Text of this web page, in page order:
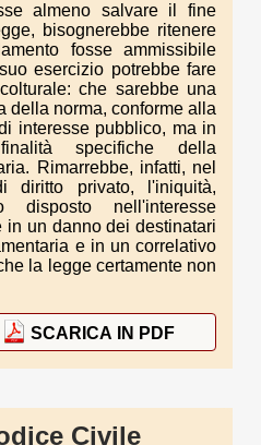
almeno salvare il fine
bisognerebbe ritenere
fosse ammissibile
esercizio potrebbe fare
che sarebbe una
della norma, conforme alla
interesse pubblico, ma in
specifiche della
Rimarrebbe, infatti, nel
diritto privato, l'iniquità,
disposto nell'interesse
in un danno dei destinatari
e in un correlativo
la legge certamente non
SCARICA IN PDF
Civile